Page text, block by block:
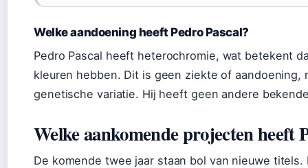
Welke aandoening heeft Pedro Pascal?
Pedro Pascal heeft heterochromie, wat betekent
kleuren hebben. Dit is geen ziekte of aandoening,
genetische variatie. Hij heeft geen andere
Welke aankomende projecten heeft
De komende twee jaar staan bol van nieuwe